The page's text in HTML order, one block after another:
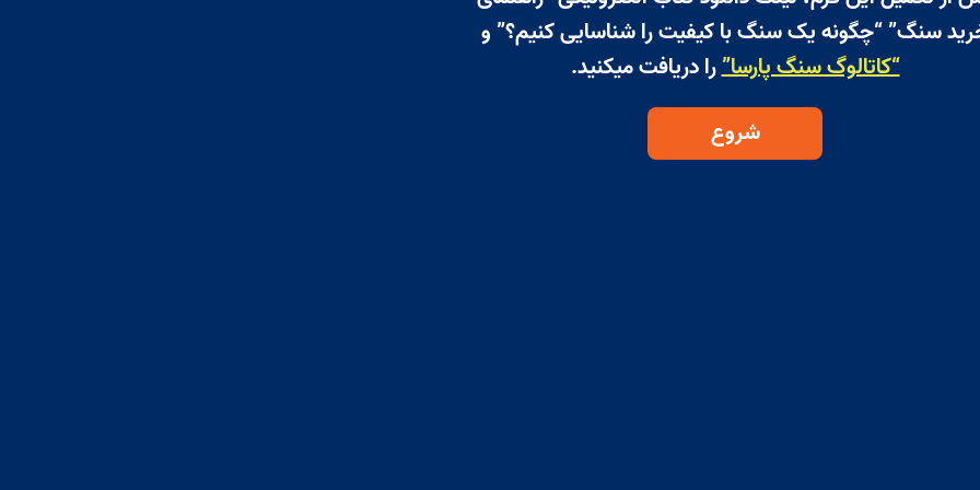
سنگ” “چگونه یک سنگ با کیفیت را شناسایی کنیم؟” و
“کاتالوگ سنگ پارسا”را دریافت میکنید.
شروع